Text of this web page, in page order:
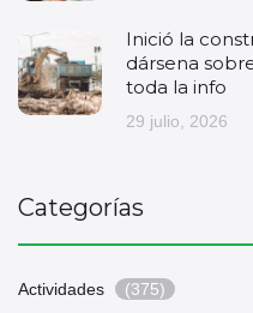
Inició la
dársena
toda la info
29 julio, 2026
Categorías
Actividades (375)